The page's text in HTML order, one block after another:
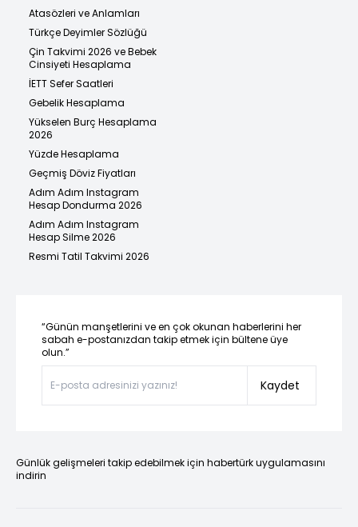
Atasözleri ve Anlamları
Türkçe Deyimler Sözlüğü
Çin Takvimi 2026 ve Bebek
Cinsiyeti Hesaplama
İETT Sefer Saatleri
Gebelik Hesaplama
Yükselen Burç Hesaplama
2026
Yüzde Hesaplama
Geçmiş Döviz Fiyatları
Adım Adım Instagram
Hesap Dondurma 2026
Adım Adım Instagram
Hesap Silme 2026
Resmi Tatil Takvimi 2026
“Günün manşetlerini ve en çok okunan haberlerini her
sabah e-postanızdan takip etmek için bültene üye
olun.”
Kaydet
Günlük gelişmeleri takip edebilmek için habertürk uygulamasını
indirin